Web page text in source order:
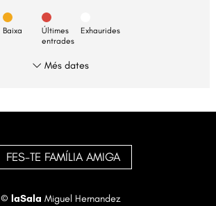
Baixa
Últimes
entrades
Exhaurides
Més dates
FES-TE FAMÍLIA AMIGA
© laSala Miguel Hernandez